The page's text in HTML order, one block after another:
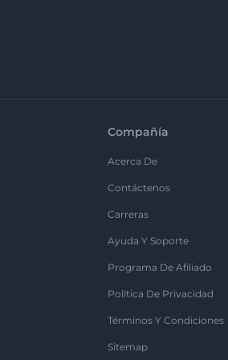
Compañía
Acerca De
Contáctenos
Carreras
Ayuda Y Soporte
Programa De Afiliado
Política De Privacidad
Términos Y Condiciones
Sitemap